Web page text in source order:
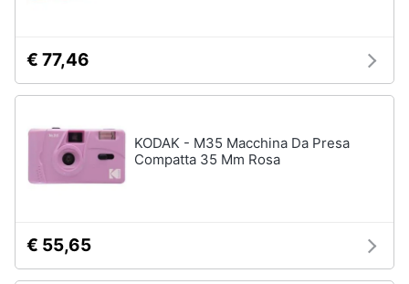
€ 77,46
KODAK - M35 Macchina Da Presa
Compatta 35 Mm Rosa
€ 55,65